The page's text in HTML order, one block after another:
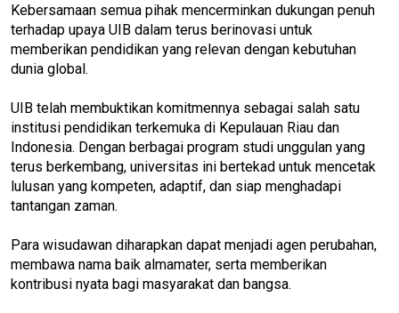
Kebersamaan semua pihak mencerminkan dukungan penuh
terhadap upaya UIB dalam terus berinovasi untuk
memberikan pendidikan yang relevan dengan kebutuhan
dunia global.
UIB telah membuktikan komitmennya sebagai salah satu
institusi pendidikan terkemuka di Kepulauan Riau dan
Indonesia. Dengan berbagai program studi unggulan yang
terus berkembang, universitas ini bertekad untuk mencetak
lulusan yang kompeten, adaptif, dan siap menghadapi
tantangan zaman.
Para wisudawan diharapkan dapat menjadi agen perubahan,
membawa nama baik almamater, serta memberikan
kontribusi nyata bagi masyarakat dan bangsa.